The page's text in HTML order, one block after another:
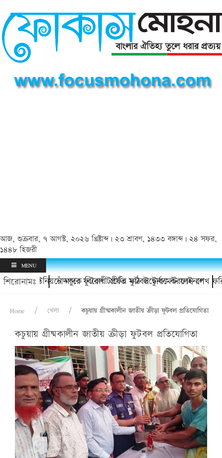
আজ, শুক্রবার, ৭ আগস্ট, ২০২৬ খ্রিষ্টাব্দ | ২৩ শ্রাবণ, ১৪৩৩ বঙ্গাব্দ | ২৪ সফর,
১৪৪৮ হিজরী
MENU
শিরোনামঃচাঁদপুরে ফুটবল টার্ফের মাঠ উদ্বোধন করলেন শেখ ফরিদ
ইউনিয়নে মাদক বিরোধী প্রীতি ফুটবল টুর্নামেন্ট ফাইনাল
Home খেলা কচুয়ায় গ্রীষ্মকালীন জাতীয় ক্রীড়া ফুটবল প্রতিযোগিতা
কচুয়ায় গ্রীষ্মকালীন জাতীয় ক্রীড়া ফুটবল প্রতিযোগিতা